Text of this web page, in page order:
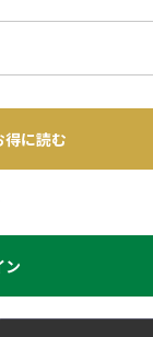
得に読む
ン